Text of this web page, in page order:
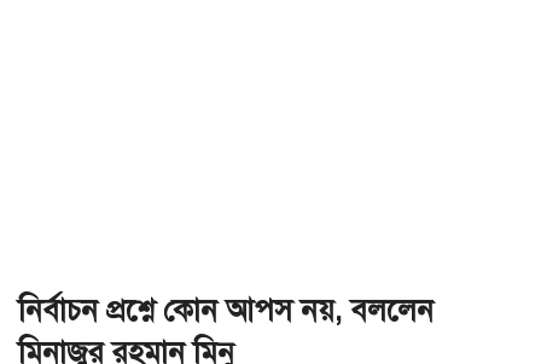
নির্বাচন প্রশ্নে কোন আপস নয়, বললেন
মিনাজুর রহমান মিনু